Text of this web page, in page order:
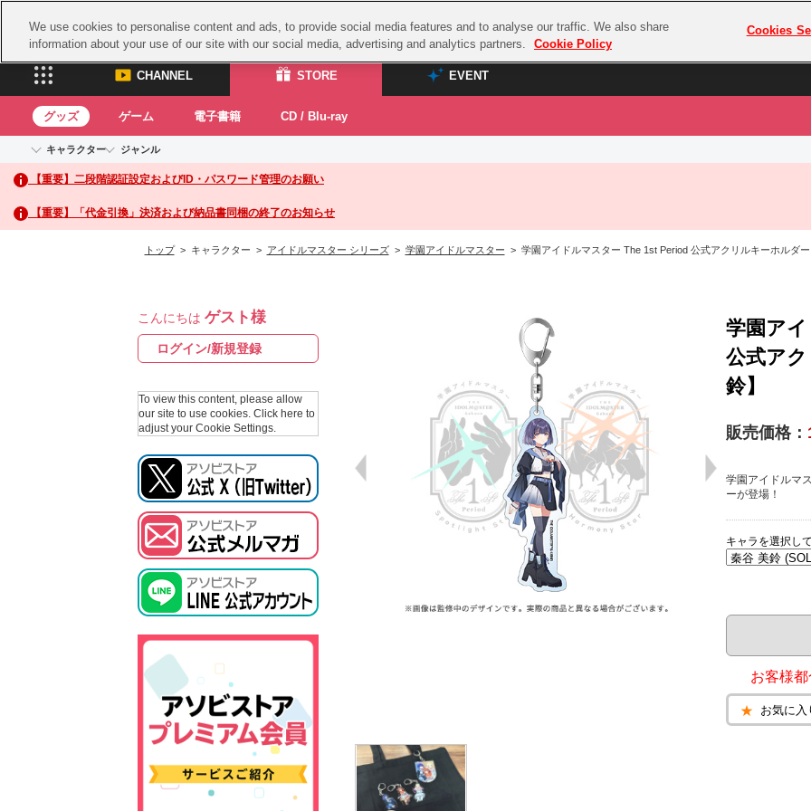
プレミアム会員と
CHANNEL STORE EVENT
CHANNEL
ASOBI CHANNEL TOP
STORE
ASOBI STORE TOP
グッズ
EVENT
ASOBI STAGE
グッズ ゲーム 電子書籍 CD / Blu-ray
キャラクター
アイドルマスターシリーズ
アイドルマスター
アイドルマスター シンデレラガールズ
アイドルマスター ミリオンライブ！
プロジェクトアイマス ヴイアライヴ
テイルズ オブ シリーズ
ラブライブ！サンシャイン‼
ラブライブ！虹ヶ咲学園スクールアイドル同好会
モフモフパレード
ジャンル
イベントグッズ
トイ・ホビー
【重要】二段階認証設定およびID・パスワード管理のお願い
【重要】「代金引換」決済および納品書同梱の終了のお知らせ
トップ> キャラクター > アイドルマスター シリーズ> 学園アイドルマスター > 学園アイドルマスター The 1st Period 公式アクリルキーホルダ
こんにちは ゲスト様
ログイン/新規登録
To view this content, please allow
our site to use cookies. Click here to
adjust your Cookie Settings.
学園ア
公式ア
鈴】
販売価格：
学園アイドルマ
ーが登場！
キャラを選択し
お客様
お気に入
We use cookies to personalise content and ads, to provide social media features and to analyse our traffic. We also share
information about your use of our site with our social media, advertising and analytics partners.
Cookie Policy
Cookies